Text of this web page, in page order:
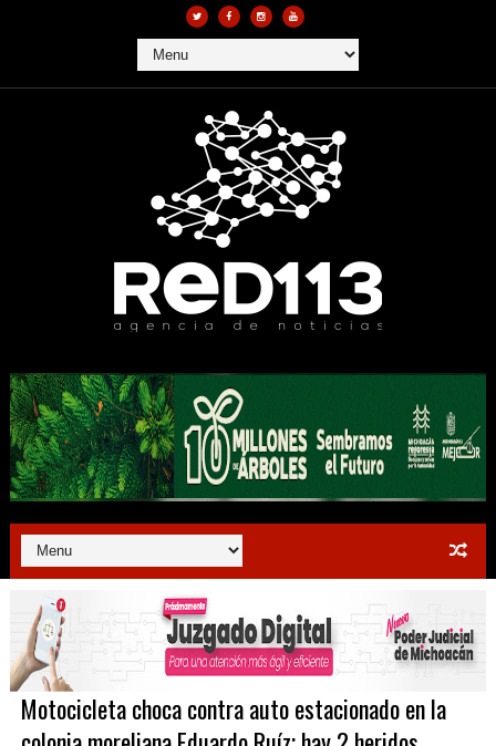
Motocicleta choca contra auto estacionado en la